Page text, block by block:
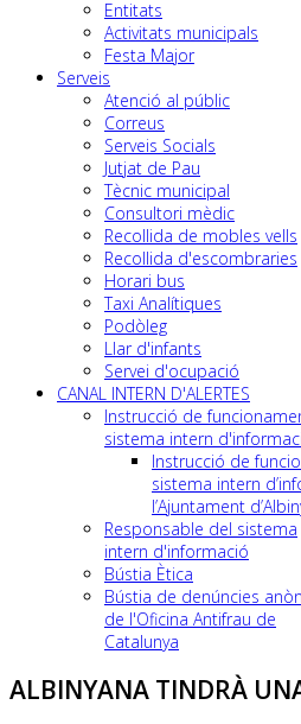
Entitats
Activitats municipals
Festa Major
Serveis
Atenció al públic
Correus
Serveis Socials
Jutjat de Pau
Tècnic municipal
Consultori mèdic
Recollida de mobles vells
Recollida d'escombraries
Horari bus
Taxi Analítiques
Podòleg
Llar d'infants
Servei d'ocupació
CANAL INTERN D'ALERTES
Instrucció de
sistema intern
Instrucció de
sistema intern
l’Ajuntament
Responsable del sistema
intern d'informació
Bústia Ètica
Bústia de denúncies
de l'Oficina Antifrau de
Catalunya
ALBINYANA TINDRÀ